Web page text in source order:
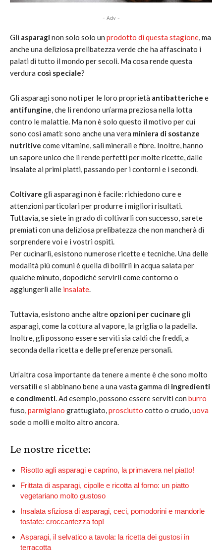
- Adv -
Gli asparaginon solo solo un prodotto di questa stagione, ma
anche una deliziosa prelibatezza verde che ha affascinato i
palati di tutto il mondo per secoli. Ma cosa rende questa
verdura così speciale?
Gli asparagi sono noti per le loro proprietà antibatteriche e
antifungine, che li rendono un’arma preziosa nella lotta
contro le malattie. Ma non è solo questo il motivo per cui
sono così amati: sono anche una vera miniera di sostanze
nutritive come vitamine, sali minerali e fibre. Inoltre, hanno
un sapore unico che li rende perfetti per molte ricette, dalle
insalate ai primi piatti, passando per i contorni e i secondi.
Coltivare gli asparagi non è facile: richiedono cure e
attenzioni particolari per produrre i migliori risultati.
Tuttavia, se siete in grado di coltivarli con successo, sarete
premiati con una deliziosa prelibatezza che non mancherà di
sorprendere voi e i vostri ospiti.
Per cucinarli, esistono numerose ricette e tecniche. Una delle
modalità più comuni è quella di bollirli in acqua salata per
qualche minuto, dopodiché servirli come contorno o
aggiungerli alle insalate.
Tuttavia, esistono anche altre opzioni per cucinare gli
asparagi, come la cottura al vapore, la griglia o la padella.
Inoltre, gli possono essere serviti sia caldi che freddi, a
seconda della ricetta e delle preferenze personali.
Un’altra cosa importante da tenere a mente è che sono molto
versatili e si abbinano bene a una vasta gamma di ingredienti
e condimenti. Ad esempio, possono essere serviti con burro
fuso,parmigiano grattugiato,prosciutto cotto o crudo,uova
sode o molli e molto altro ancora.
Le nostre ricette:
Risotto agli asparagi e caprino, la primavera nel piatto!
Frittata di asparagi, cipolle e ricotta al forno: un piatto
vegetariano molto gustoso
Insalata sfiziosa di asparagi, ceci, pomodorini e mandorle
tostate: croccantezza top!
Asparagi, il selvatico a tavola: la ricetta dei gustosi in
terracotta